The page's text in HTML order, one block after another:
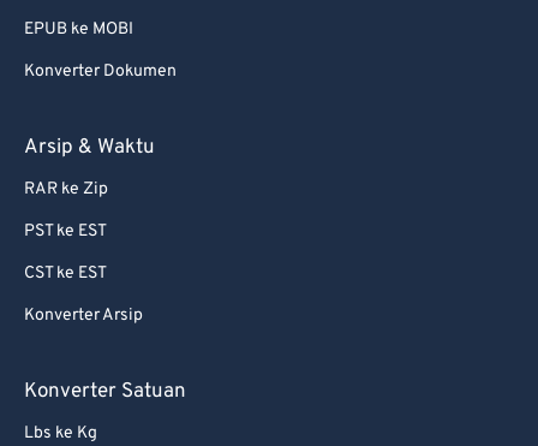
EPUB ke MOBI
Konverter Dokumen
Arsip & Waktu
RAR ke Zip
PST ke EST
CST ke EST
Konverter Arsip
Konverter Satuan
Lbs ke Kg